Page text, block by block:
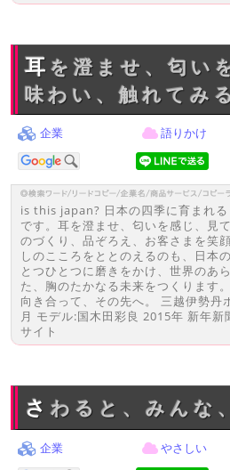
耳を澄ませ、匂いを感じ、見て、
味わい、触れてみ
企業 語りかけ
is this japan? 日本の四季に育まれ
です。耳を澄ませ、匂いを感じ、見
のづくり、品ぞろえ、お客さまを笑
しのこころをととのえるのも、日本
とつひとつに磨きをかけ、世界のあ
た、胸のたかなる未来をつくります
向き合って、その先へ。 三越伊勢丹
月 モデル:国木田彩良 2015年 新年
サイト
さわると、みん
企業 やさしい